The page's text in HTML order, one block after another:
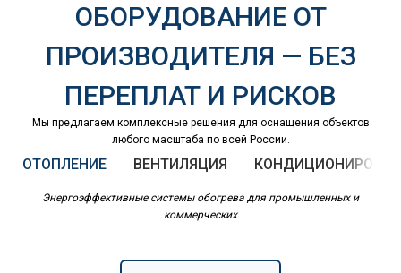
ОБОРУДОВАНИЕ ОТ
ПРОИЗВОДИТЕЛЯ — БЕЗ
ПЕРЕПЛАТ И РИСКОВ
Мы предлагаем комплексные решения для оснащения объектов
любого масштаба по всей России.
ОТОПЛЕНИЕ ВЕНТИЛЯЦИЯ
Энергоэффективные системы обогрева для промышленных и
коммерческих